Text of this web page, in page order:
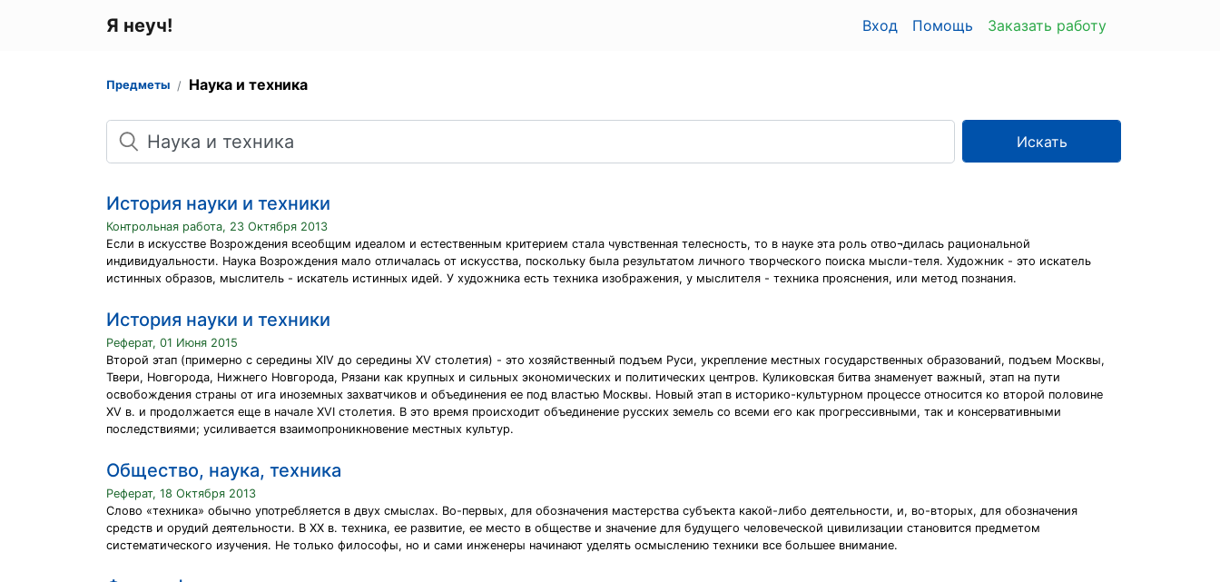
Я неуч! Вход Помощь Заказать работу
Предметы Наука и техника
Поиск
Искать
История науки и техники
Контрольная работа, 23 Октября 2013
Если в искусстве Возрождения всеобщим идеалом и естественным критерием стала чувственная телесность, то в науке эта роль отво¬дилась рациональной
индивидуальности. Наука Возрождения мало отличалась от искусства, поскольку была результатом личного творческого поиска мысли-теля. Художник - это искатель
истинных образов, мыслитель - искатель истинных идей. У художника есть техника изображения, у мыслителя - техника прояснения, или метод познания.
История науки и техники
Реферат, 01 Июня 2015
Второй этап (примерно с середины XIV до середины XV столетия) - это хозяйственный подъем Руси, укрепление местных государственных образований, подъем Москвы,
Твери, Новгорода, Нижнего Новгорода, Рязани как крупных и сильных экономических и политических центров. Куликовская битва знаменует важный, этап на пути
освобождения страны от ига иноземных захватчиков и объединения ее под властью Москвы. Новый этап в историко-культурном процессе относится ко второй половине
XV в. и продолжается еще в начале XVI столетия. В это время происходит объединение русских земель со всеми его как прогрессивными, так и консервативными
последствиями; усиливается взаимопроникновение местных культур.
Общество, наука, техника
Реферат, 18 Октября 2013
Слово «техника» обычно употребляется в двух смыслах. Во-первых, для обозначения мастерства субъекта какой-либо деятельности, и, во-вторых, для обозначения
средств и орудий деятельности. В XX в. техника, ее развитие, ее место в обществе и значение для будущего человеческой цивилизации становится предметом
систематического изучения. Не только философы, но и сами инженеры начинают уделять осмыслению техники все большее внимание.